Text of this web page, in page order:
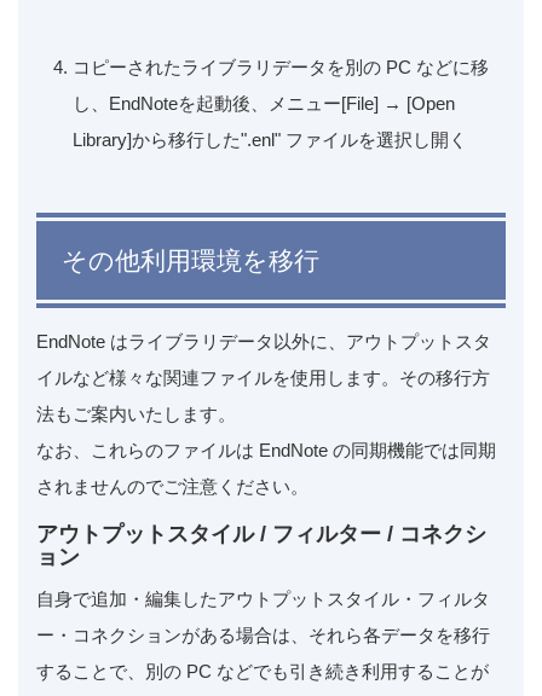
コピーされたライブラリデータを別の PC などに移
し、EndNoteを起動後、メニュー[File] → [Open
Library]から移行した".enl" ファイルを選択し開く
その他利用環境を移行
EndNote はライブラリデータ以外に、アウトプットスタ
イルなど様々な関連ファイルを使用します。その移行方
法もご案内いたします。
なお、これらのファイルは EndNote の同期機能では同期
されませんのでご注意ください。
アウトプットスタイル / フィルター / コネクシ
ョン
自身で追加・編集したアウトプットスタイル・フィルタ
ー・コネクションがある場合は、それら各データを移行
することで、別の PC などでも引き続き利用することが